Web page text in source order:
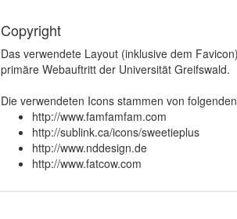
Copyright
Das verwendete Layout (inklusive dem
primäre Webauftritt der Universität Greifswald.
Die verwendeten Icons stammen von
http://www.famfamfam.com
http://sublink.ca/icons/sweetieplus
http://www.nddesign.de
http://www.fatcow.com